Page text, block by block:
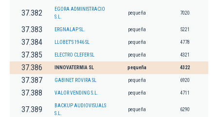
37.382
EGORA ADMINISTRACIO
S.L.
pequeña 7020
37.383 ERGNALAP SL. pequeña 5221
37.384 LLOBET'S 1946 SL pequeña 4778
37.385 ELECTRO CLEFER SL pequeña 4321
37.386 INNOVATERMIA SL pequeña 4322
37.387 GABINET ROVIRA SL pequeña 6920
37.388 VALOR VENDING S.L. pequeña 4711
37.389
BACKUP AUDIOVISUALS
S.L.
pequeña 6290